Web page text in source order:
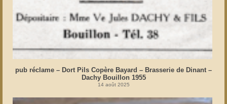
pub réclame – Dort Pils Copère Bayard – Brasserie de Dinant –
Dachy Bouillon 1955
14 août 2025